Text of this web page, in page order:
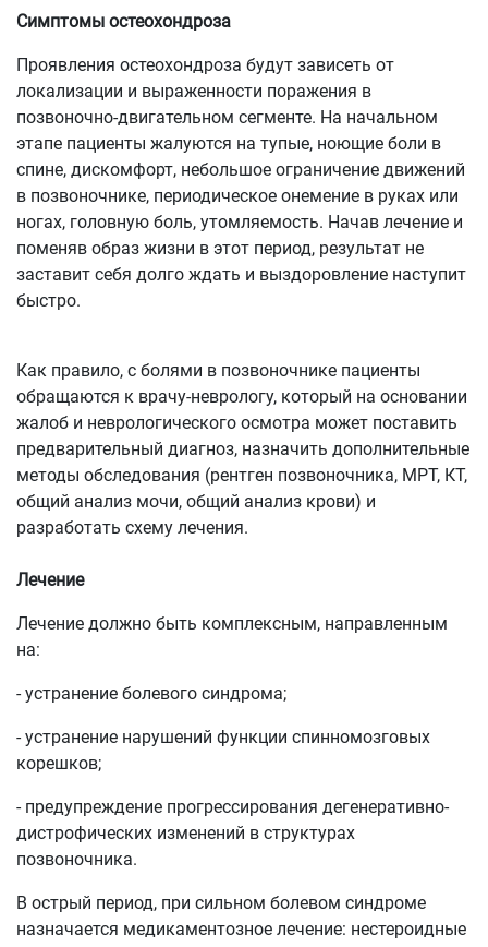
Симптомы остеохондроза
Проявления остеохондроза будут зависеть от
локализации и выраженности поражения в
позвоночно-двигательном сегменте. На начальном
этапе пациенты жалуются на тупые, ноющие боли в
спине, дискомфорт, небольшое ограничение движений
в позвоночнике, периодическое онемение в руках или
ногах, головную боль, утомляемость. Начав лечение и
поменяв образ жизни в этот период, результат не
заставит себя долго ждать и выздоровление наступит
быстро.
Как правило, с болями в позвоночнике пациенты
обращаются к врачу-неврологу, который на основании
жалоб и неврологического осмотра может поставить
предварительный диагноз, назначить дополнительные
методы обследования (рентген позвоночника, МРТ, КТ,
общий анализ мочи, общий анализ крови) и
разработать схему лечения.
Лечение
Лечение должно быть комплексным, направленным
на:
- устранение болевого синдрома;
- устранение нарушений функции спинномозговых
корешков;
- предупреждение прогрессирования дегенеративно-
дистрофических изменений в структурах
позвоночника.
В острый период, при сильном болевом синдроме
назначается медикаментозное лечение: нестероидные